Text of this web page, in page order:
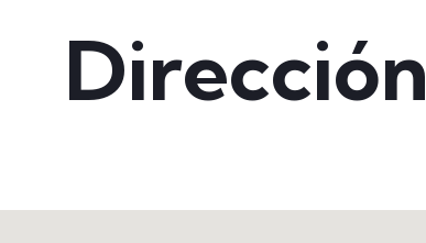
Dirección